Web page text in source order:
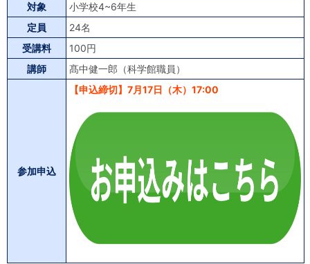
対象
小学校4~6年生
定員
24名
受講料
100円
講師
髙中健一郎（科学館職員）
参加申込
【申込締切】7月17日（木）17:00